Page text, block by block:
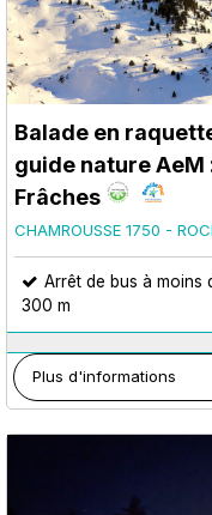
Balade en
guide nature AeM
Frâches
CHAMROUSSE 1750 -
Arrêt de bus à moins
300 m
Plus d'informations